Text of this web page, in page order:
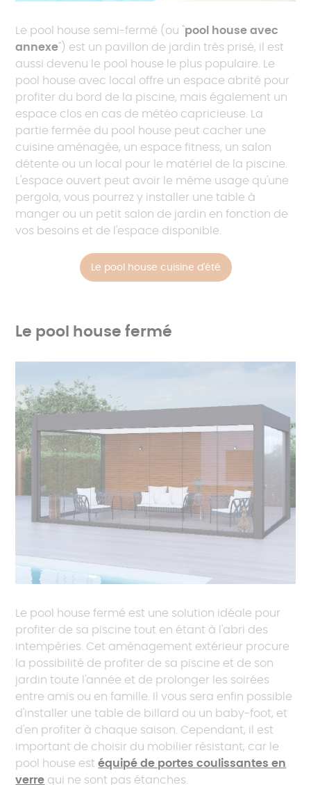
Le pool house semi-fermé (ou "pool house avec
annexe") est un pavillon de jardin très prisé, il est
aussi devenu le pool house le plus populaire. Le
pool house avec local offre un espace abrité pour
profiter du bord de la piscine, mais également un
espace clos en cas de météo capricieuse. La
partie fermée du pool house peut cacher une
cuisine aménagée, un espace fitness, un salon
détente ou un local pour le matériel de la piscine.
L'espace ouvert peut avoir le même usage qu'une
pergola, vous pourrez y installer une table à
manger ou un petit salon de jardin en fonction de
vos besoins et de l'espace disponible.
Le pool house cuisine d'été
Le pool house fermé
Le pool house fermé est une solution idéale pour
profiter de sa piscine tout en étant à l'abri des
intempéries. Cet aménagement extérieur procure
la possibilité de profiter de sa piscine et de son
jardin toute l'année et de prolonger les soirées
entre amis ou en famille. Il vous sera enfin possible
d'installer une table de billard ou un baby-foot, et
d'en profiter à chaque saison. Cependant, il est
important de choisir du mobilier résistant, car le
pool house estéquipé de portes coulissantes en
verre qui ne sont pas étanches.